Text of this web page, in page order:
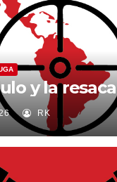
y la resaca
RK